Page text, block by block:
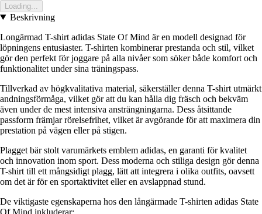
Loading...
Beskrivning
Longärmad T-shirt adidas State Of Mind är en modell designad för
löpningens entusiaster. T-shirten kombinerar prestanda och stil, vilket
gör den perfekt för joggare på alla nivåer som söker både komfort och
funktionalitet under sina träningspass.
Tillverkad av högkvalitativa material, säkerställer denna T-shirt utmärkt
andningsförmåga, vilket gör att du kan hålla dig fräsch och bekväm
även under de mest intensiva ansträngningarna. Dess åtsittande
passform främjar rörelsefrihet, vilket är avgörande för att maximera din
prestation på vägen eller på stigen.
Plagget bär stolt varumärkets emblem adidas, en garanti för kvalitet
och innovation inom sport. Dess moderna och stiliga design gör denna
T-shirt till ett mångsidigt plagg, lätt att integrera i olika outfits, oavsett
om det är för en sportaktivitet eller en avslappnad stund.
De viktigaste egenskaperna hos den långärmade T-shirten adidas State
Of Mind inkluderar: